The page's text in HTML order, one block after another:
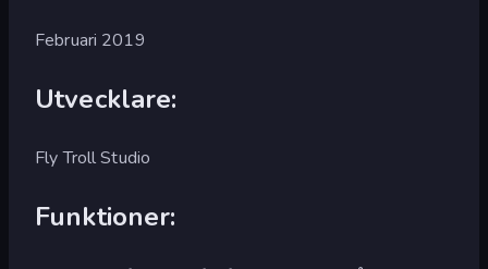
Februari 2019
Utvecklare:
Fly Troll Studio
Funktioner: